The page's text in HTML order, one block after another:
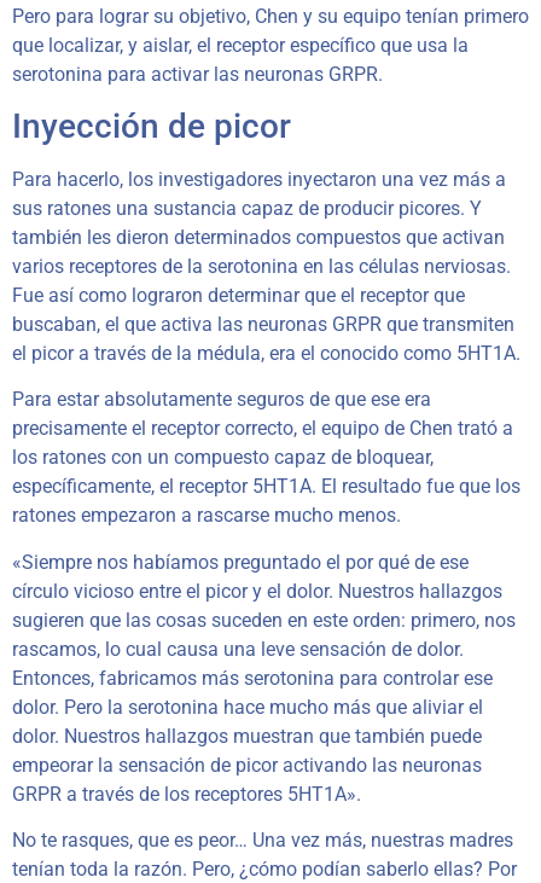
Pero para lograr su objetivo, Chen y su equipo tenían primero
que localizar, y aislar, el receptor específico que usa la
serotonina para activar las neuronas GRPR.
Inyección de picor
Para hacerlo, los investigadores inyectaron una vez más a
sus ratones una sustancia capaz de producir picores. Y
también les dieron determinados compuestos que activan
varios receptores de la serotonina en las células nerviosas.
Fue así como lograron determinar que el receptor que
buscaban, el que activa las neuronas GRPR que transmiten
el picor a través de la médula, era el conocido como 5HT1A.
Para estar absolutamente seguros de que ese era
precisamente el receptor correcto, el equipo de Chen trató a
los ratones con un compuesto capaz de bloquear,
específicamente, el receptor 5HT1A. El resultado fue que los
ratones empezaron a rascarse mucho menos.
«Siempre nos habíamos preguntado el por qué de ese
círculo vicioso entre el picor y el dolor. Nuestros hallazgos
sugieren que las cosas suceden en este orden: primero, nos
rascamos, lo cual causa una leve sensación de dolor.
Entonces, fabricamos más serotonina para controlar ese
dolor. Pero la serotonina hace mucho más que aliviar el
dolor. Nuestros hallazgos muestran que también puede
empeorar la sensación de picor activando las neuronas
GRPR a través de los receptores 5HT1A».
No te rasques, que es peor… Una vez más, nuestras madres
tenían toda la razón. Pero, ¿cómo podían saberlo ellas? Por